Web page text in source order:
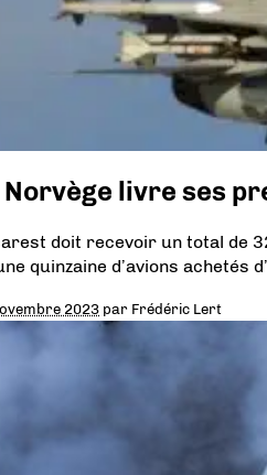
Norvège livre ses
doit recevoir un total de
quinzaine d’avions achetés
2023 par Frédéric Lert